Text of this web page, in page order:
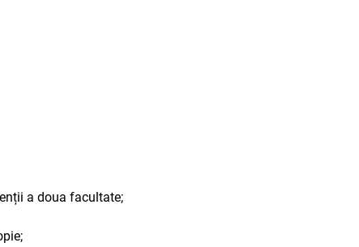
a doua facultate;